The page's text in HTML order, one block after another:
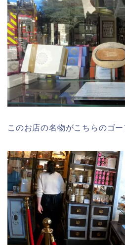
このお店の名物がこちらのゴー